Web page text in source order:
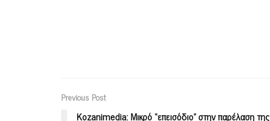
Previous Post
Kozanimedia: Μικρό “επεισόδιο” στην παρέλαση της